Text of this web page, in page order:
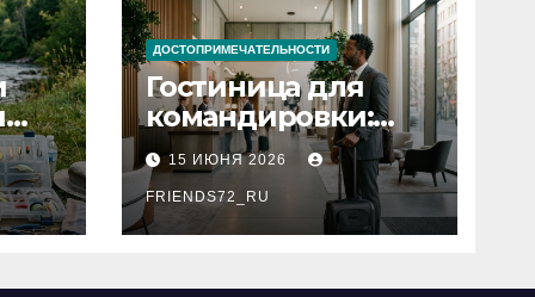
ДОСТОПРИМЕЧАТЕЛЬНОСТИ
Гостиница для
командировки:
основные
критерии выбора
15 ИЮНЯ 2026
FRIENDS72_RU